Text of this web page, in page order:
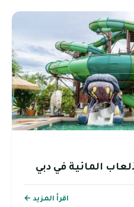
المائية في دبي
اقرأ المزيد ←